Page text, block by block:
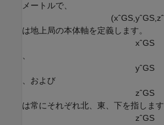
メートルで、
(xˆGS,yˆGS,zˆ
は地上局の本体軸を定義します。
xˆGS
、
yˆGS
、および
zˆGS
は常にそれぞれ北、東、下を指しま
zˆGS